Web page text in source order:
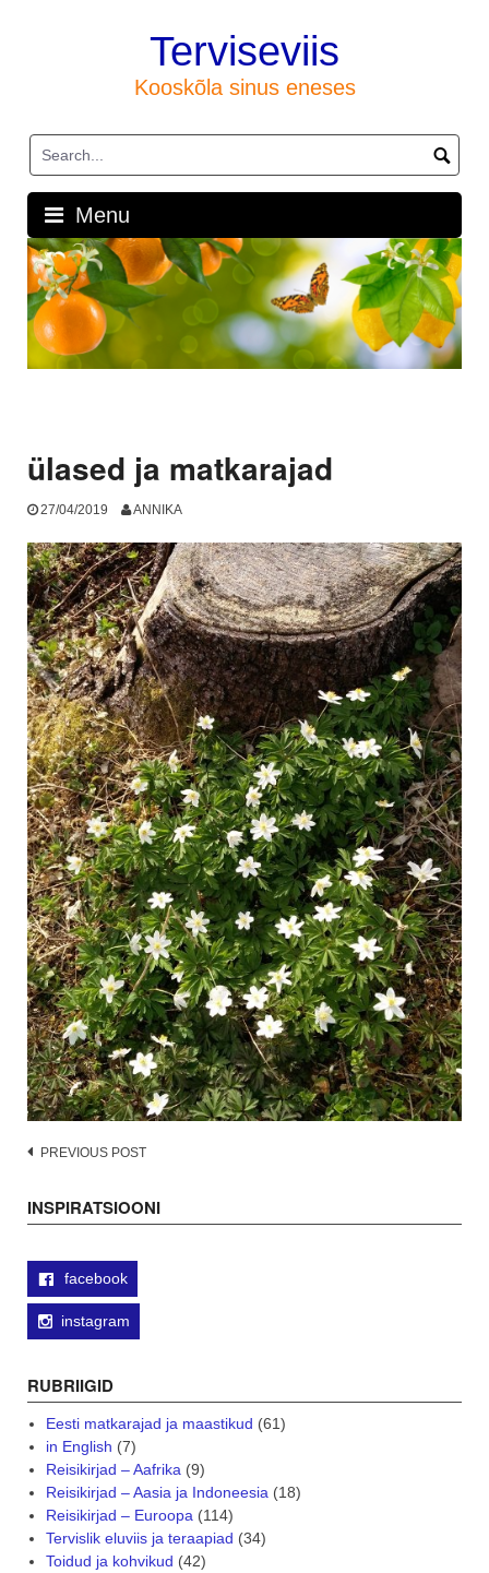
Terviseviis
Kooskõla sinus eneses
Menu
ülased ja matkarajad
27/04/2019 ANNIKA
Post
PREVIOUS POST
INSPIRATSIOONI
facebook
instagram
RUBRIIGID
Eesti matkarajad ja maastikud (61)
in English (7)
Reisikirjad – Aafrika(9)
Reisikirjad – Aasia ja Indoneesia(18)
Reisikirjad – Euroopa(114)
Tervislik eluviis ja teraapiad (34)
Toidud ja kohvikud (42)